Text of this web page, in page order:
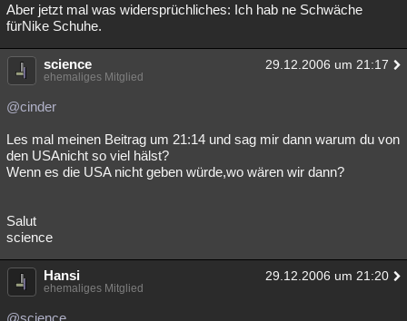
Aber jetzt mal was widersprüchliches: Ich hab ne Schwäche
fürNike Schuhe.
science 29.12.2006 um 21:17
ehemaliges Mitglied
@cinder
Les mal meinen Beitrag um 21:14 und sag mir dann warum du von
den USAnicht so viel hälst?
Wenn es die USA nicht geben würde,wo wären wir dann?
Salut
science
Hansi 29.12.2006 um 21:20
ehemaliges Mitglied
@science